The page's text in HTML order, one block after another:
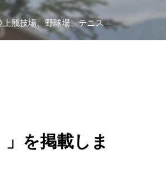
R8年度 「8月陸上競技場、野球場、テニスコート行事予定表(Rev3➡Rev5）」を掲載しました
を掲載しま